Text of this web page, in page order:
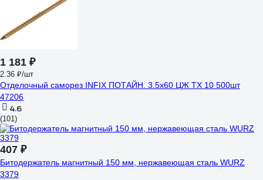
1 181 ₽
2.36 ₽/шт
Отделочный саморез INFIX ПОТАЙН. 3.5х60 ЦЖ TX 10 500шт
47206
4.6
(101)
407 ₽
Битодержатель магнитный 150 мм, нержавеющая сталь WURZ
3379